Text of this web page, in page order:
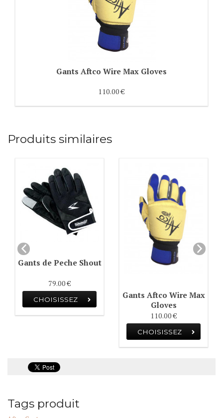
Gants Aftco Wire Max Gloves
110.00 €
Produits similaires
Gants de Peche Shout
79.00 €
CHOISISSEZ
Gants Aftco Wire Max
Gloves
110.00 €
CHOISISSEZ
Tags produit